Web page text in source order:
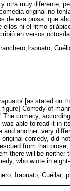
otra muy diferente,
original no
de esa prosa, que
ellos ni el ritmo
en versos
ranchero,Irapuato;
[as stated on
figure] Comedy of
The comedy,
was able to read it in
and another. very
comedy, did
from that
there will be neither
who wrote in
Irapuato; Cuéllar;